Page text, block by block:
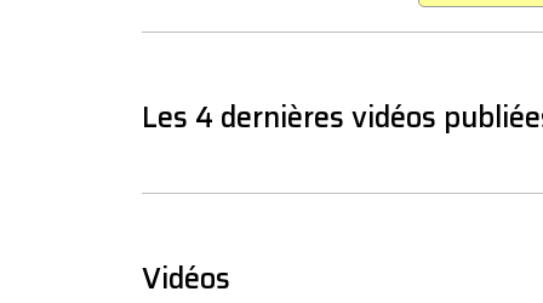
Les 4 dernières vidéos
Vidéos